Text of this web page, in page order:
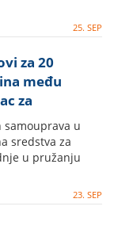
25. SEP
za 20
među
za
samouprava u
sredstva za
u pružanju
23. SEP